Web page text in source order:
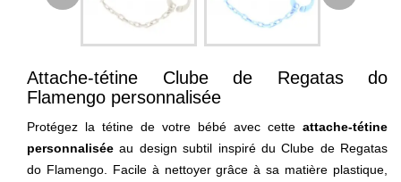
Attache-tétine Clube de Regatas do
Flamengo personnalisée
Protégez la tétine de votre bébé avec cette attache-tétine
personnalisée au design subtil inspiré du Clube de Regatas
do Flamengo. Facile à nettoyer grâce à sa matière plastique,